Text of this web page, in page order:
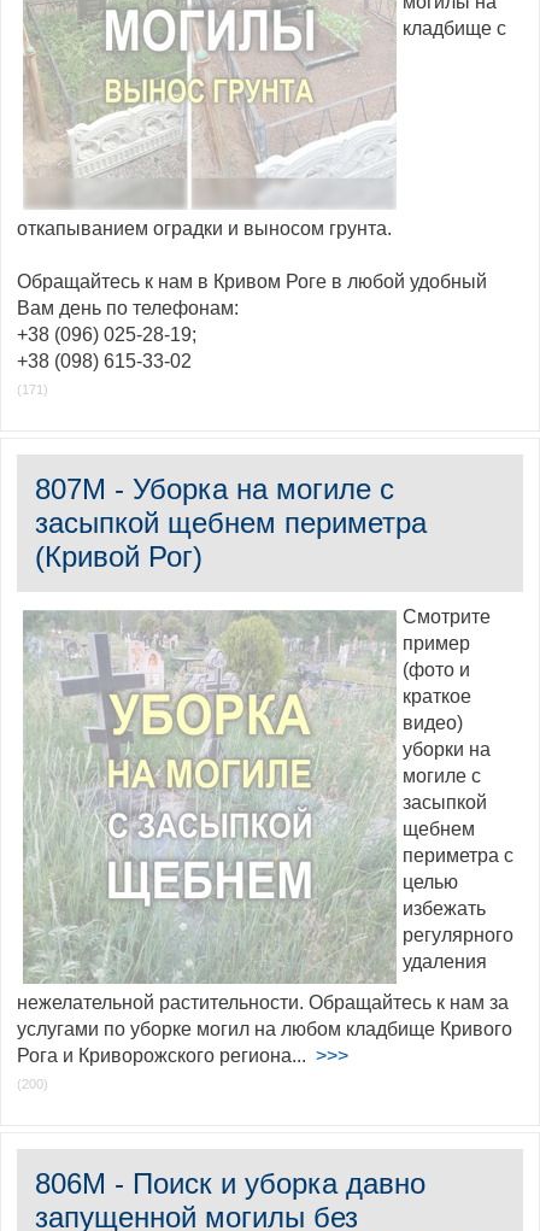
кладбище с
откапыванием оградки и выносом грунта.
Обращайтесь к нам в Кривом Роге в любой удобный
Вам день по телефонам:
+38 (096) 025-28-19;
+38 (098) 615-33-02
(171)
807M - Уборка на могиле с
засыпкой щебнем периметра
(Кривой Рог)
Смотрите
пример
(фото и
краткое
видео)
уборки на
могиле с
засыпкой
щебнем
периметра с
целью
избежать
регулярного
удаления
нежелательной растительности. Обращайтесь к нам за
услугами по уборке могил на любом кладбище Кривого
Рога и Криворожского региона... >>>
(200)
806M - Поиск и уборка давно
запущенной могилы без